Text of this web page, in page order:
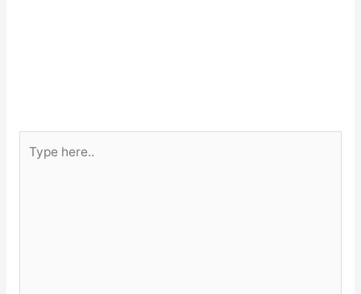
here..